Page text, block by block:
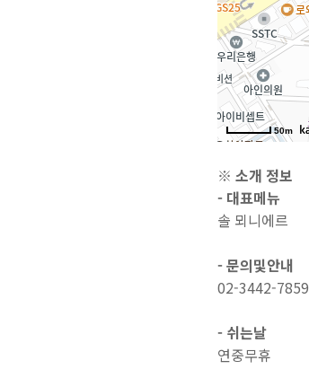
50m
※ 소개 정보
- 대표메뉴
솔 뫼니에르
- 문의및안내
02-3442-7859
- 쉬는날
연중무휴